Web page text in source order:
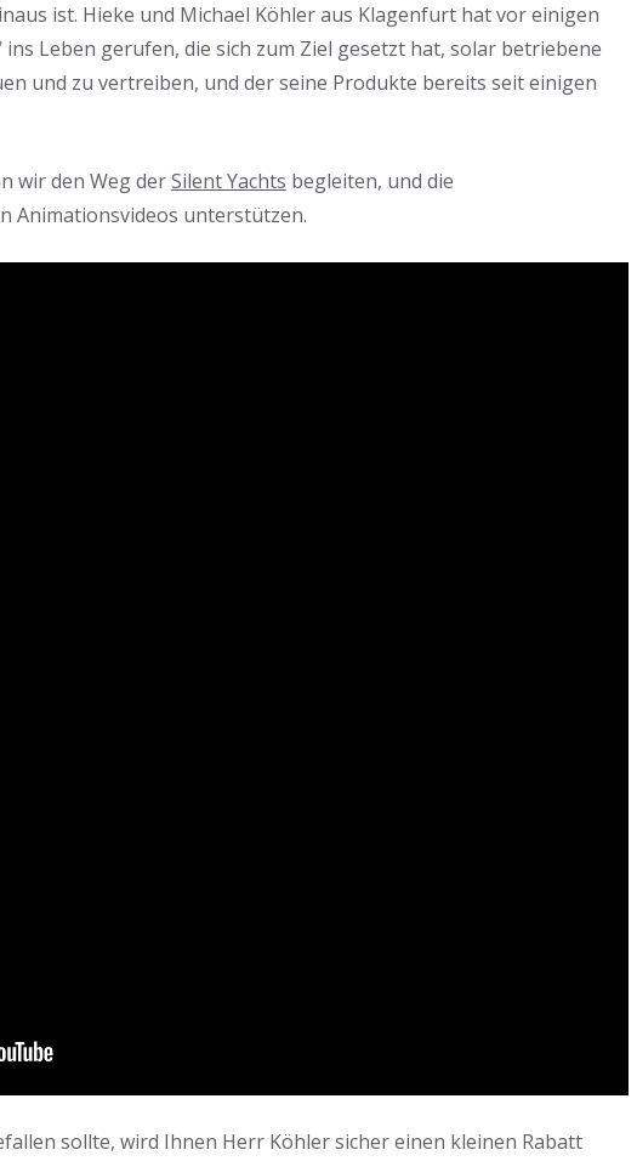
ist. Hieke und Michael Köhler aus Klagenfurt hat vor einigen
ins Leben gerufen, die sich zum Ziel gesetzt hat, solar betriebene
und zu vertreiben, und der seine Produkte bereits seit einigen
wir den Weg derSilent Yachts begleiten, und die
Animationsvideos unterstützen.
sollte, wird Ihnen Herr Köhler sicher einen kleinen Rabatt